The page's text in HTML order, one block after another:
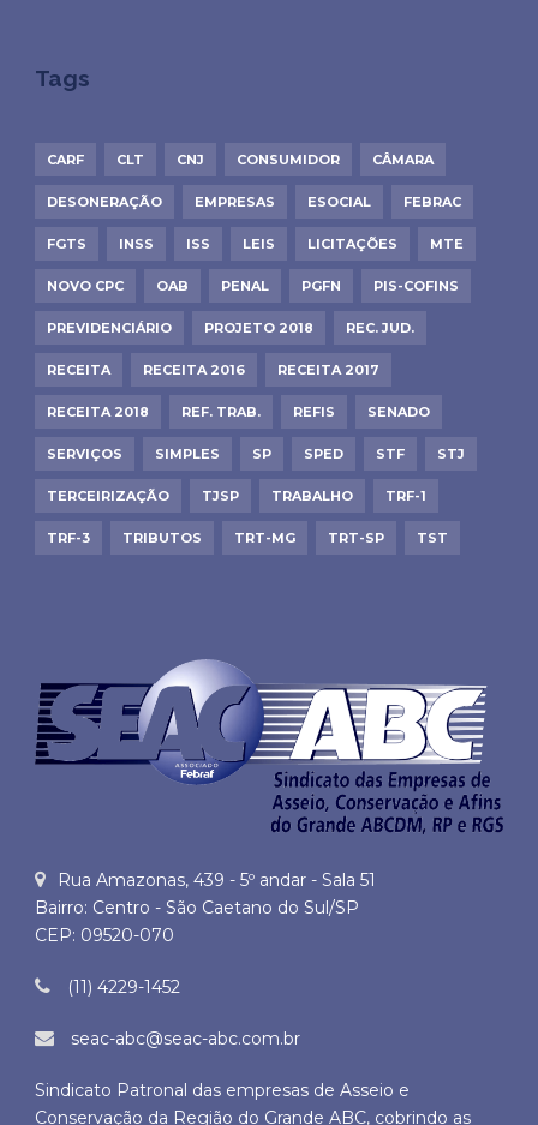
Tags
CARF CLT CNJ CONSUMIDOR CÂMARA
DESONERAÇÃO EMPRESAS ESOCIAL FEBRAC
FGTS INSS ISS LEIS LICITAÇÕES MTE
NOVO CPC OAB PENAL PGFN PIS-COFINS
PREVIDENCIÁRIO PROJETO 2018 REC. JUD.
RECEITA RECEITA 2016 RECEITA 2017
RECEITA 2018 REF. TRAB. REFIS SENADO
SERVIÇOS SIMPLES SP SPED STF STJ
TERCEIRIZAÇÃO TJSP TRABALHO TRF-1
TRF-3 TRIBUTOS TRT-MG TRT-SP TST
Rua Amazonas, 439 - 5º andar - Sala 51
Bairro: Centro - São Caetano do Sul/SP
CEP: 09520-070
(11) 4229-1452
seac-abc@seac-abc.com.br
Sindicato Patronal das empresas de Asseio e
Conservação da Região do Grande ABC, cobrindo as